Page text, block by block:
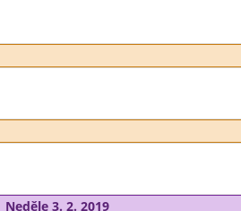
Neděle 3. 2. 2019